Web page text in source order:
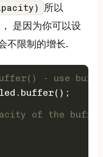
所以
是因为你可以设
不限制的增长.
- use
of the